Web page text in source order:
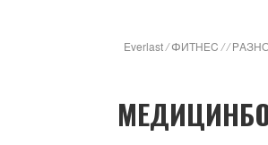
Everlast / ФИТНЕС / /